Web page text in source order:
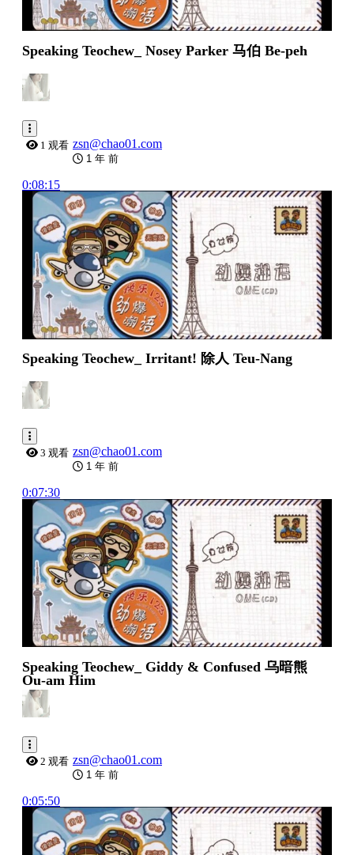
Speaking Teochew_ Nosey Parker 马伯 Be-peh
1 观看 zsn@chao01.com
1 年 前
0:08:15
Speaking Teochew_ Irritant! 除人 Teu-Nang
3 观看 zsn@chao01.com
1 年 前
0:07:30
Speaking Teochew_ Giddy & Confused 乌暗熊
Ou-am Him
2 观看 zsn@chao01.com
1 年 前
0:05:50